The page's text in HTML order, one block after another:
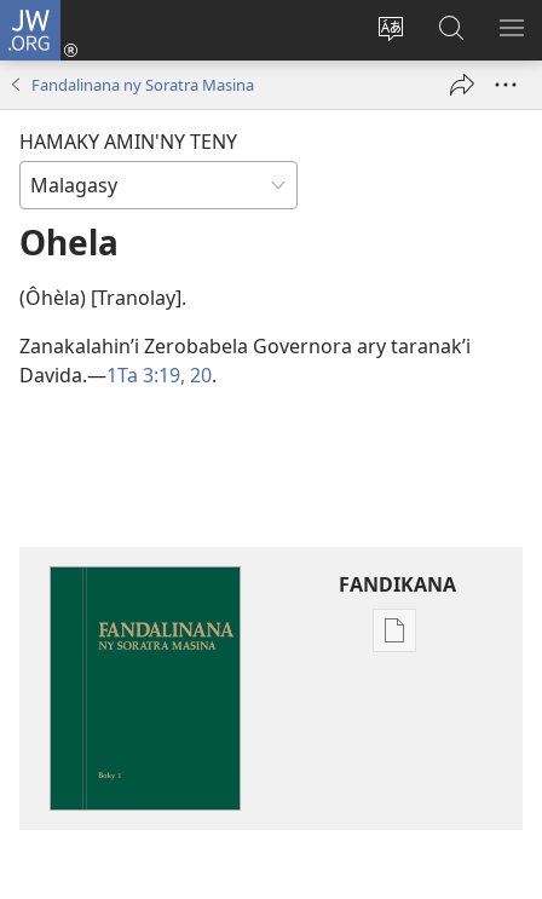
JW.ORG
Hiova
Hiditra
(manokatra
ato
Amin’ny
Fandalinana ny Soratra Masina
HAMAKY AMIN'NY TENY
Ohela
(Ôhèla) [Tranolay].
Zanakalahin’i Zerobabela Governora ary taranak’i
Davida.​—1Ta 3:19, 20.
FANDIKANA
Fandikana